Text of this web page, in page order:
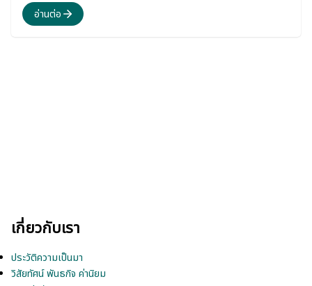
อ่านต่อ
เกี่ยวกับเรา
ประวัติความเป็นมา
วิสัยทัศน์ พันธกิจ ค่านิยม